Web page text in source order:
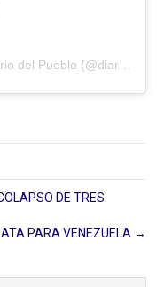
DE TRES
PARA VENEZUELA →